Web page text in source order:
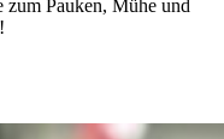
Pauken, Mühe und